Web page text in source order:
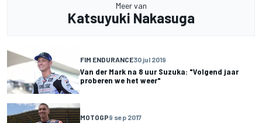
Meer van
Katsuyuki Nakasuga
FIM ENDURANCE30 jul 2019
Van der Mark na 8 uur Suzuka: "Volgend jaar
proberen we het weer"
MOTOGP9 sep 2017